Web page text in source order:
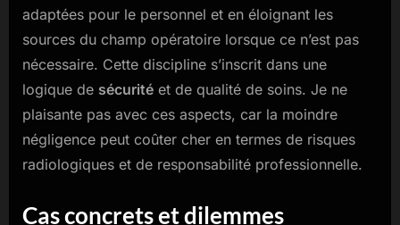
adaptées pour le personnel et en éloignant les
sources du champ opératoire lorsque ce n’est pas
nécessaire. Cette discipline s’inscrit dans une
logique de sécurité et de qualité de soins. Je ne
plaisante pas avec ces aspects, car la moindre
négligence peut coûter cher en termes de risques
radiologiques et de responsabilité professionnelle.
Cas concrets et dilemmes